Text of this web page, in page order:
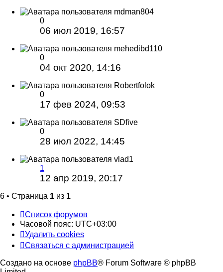
mdman804
0
06 июл 2019, 16:57
mehedibd110
0
04 окт 2020, 14:16
Robertfolok
0
17 фев 2024, 09:53
SDfive
0
28 июл 2022, 14:45
vlad1
1
12 апр 2019, 20:17
6 • Страница 1 из 1
Список форумов
Часовой пояс: UTC+03:00
Удалить cookies
Связаться с администрацией
Создано на основе phpBB® Forum Software © phpBB